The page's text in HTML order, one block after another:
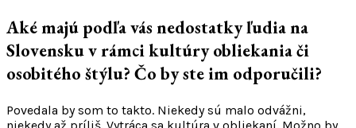
Aké majú podľa vás nedostatky ľudia na
Slovensku v rámci kultúry obliekania či
osobitého štýlu? Čo by ste im odporučili?
Povedala by som to takto. Niekedy sú malo odvážni,